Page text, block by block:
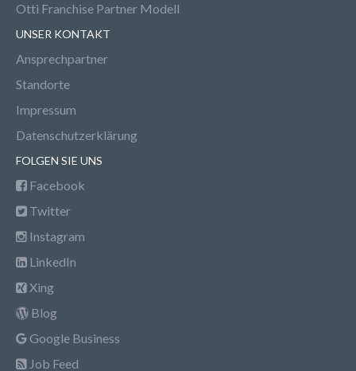
Otti Franchise Partner Modell
UNSER KONTAKT
Ansprechpartner
Standorte
Impressum
Datenschutzerklärung
FOLGEN SIE UNS
Facebook
Twitter
Instagram
LinkedIn
Xing
Blog
Google Business
Job Feed